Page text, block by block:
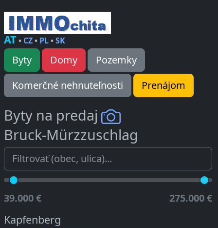
AT• CZ• PL•SK
Byty Domy
Pozemky
Komerčné nehnuteľnosti
Prenájom
Byty na predaj
Bruck-Mürzzuschlag
39.000 € 275.000 €
Kapfenberg